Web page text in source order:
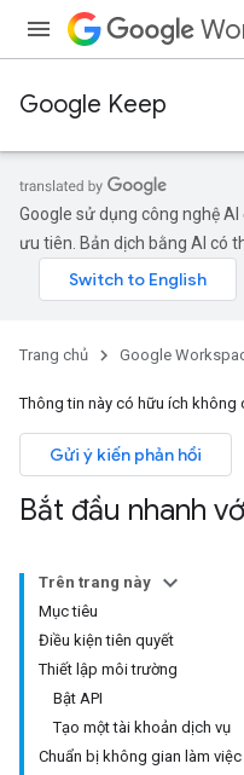
Google Keep
Google sử dụng công nghệ
ưu tiên. Bản dịch bằng AI có
Trang chủ Google
Thông tin này có hữu ích không
Gửi ý kiến phản hồi
Bắt đầu nhanh
Trên trang này
Mục tiêu
Điều kiện tiên quyết
Thiết lập môi trường
Bật API
Tạo một tài khoản dịch vụ
Chuẩn bị không gian làm việc